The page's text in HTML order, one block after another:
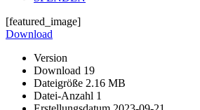
[featured_image]
Download
Version
Download 19
Dateigröße 2.16 MB
Datei-Anzahl 1